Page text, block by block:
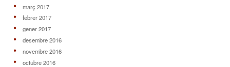
març 2017
febrer 2017
gener 2017
desembre 2016
novembre 2016
octubre 2016